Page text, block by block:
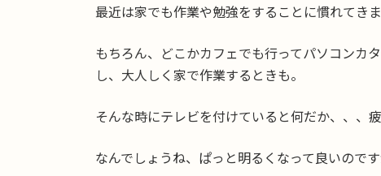
最近は家でも作業や勉強をすることに慣れてきま
もちろん、どこかカフェでも行ってパソコンカ
し、大人しく家で作業するときも。
そんな時にテレビを付けていると何だか、、、
なんでしょうね、ぱっと明るくなって良いので